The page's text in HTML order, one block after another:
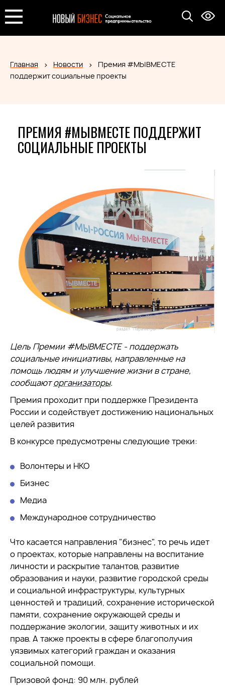
Главная Новости
Премия #МЫВМЕСТЕ
поддержит социальные проекты
ПРЕМИЯ #МЫВМЕСТЕ ПОДДЕРЖИТ
СОЦИАЛЬНЫЕ ПРОЕКТЫ
Цель Премии #МЫВМЕСТЕ - поддержать
социальные инициативы, направленные на
помощь людям и улучшение жизни в стране,
сообщаюторганизаторы.
Премия проходит при поддержке Президента
России и содействует достижению национальных
целей развития
В конкурсе предусмотрены следующие треки:
Волонтеры и НКО
Бизнес
Медиа
Международное сотрудничество
Что касается направления "бизнес", то речь идет
о проектах, которые направлены на воспитание
личности и раскрытие талантов, развитие
образования и науки, развитие городской среды
и социальной инфраструктуры, культурных
ценностей и традиций, сохранение исторической
памяти, сохранение окружающей среды и
поддержание экологии, защиту животных и их
прав. А также проекты в сфере благополучия
уязвимых категорий граждан и оказания
социальной помощи.
Призовой фонд: 90 млн. рублей